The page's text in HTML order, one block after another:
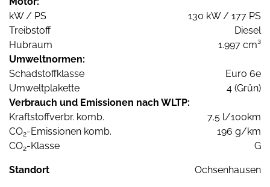
kW / PS
130 kW / 177 PS
Treibstoff
Diesel
Hubraum
1.997 cm³
Umweltnormen:
Schadstoffklasse
Euro 6e
Umweltplakette
4 (Grün)
Verbrauch und Emissionen nach WLTP:
Kraftstoffverbr. komb.
7,5 l/100km
CO2-Emissionen komb.
196 g/km
CO2-Klasse G
Standort Ochsenhausen